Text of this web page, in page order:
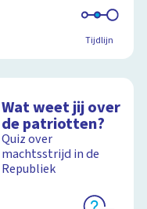
Tijdlijn
Wat weet jij over
de patriotten?
Quiz over
machtsstrijd in de
Republiek